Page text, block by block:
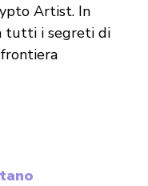
Artist. In
tutti i segreti di